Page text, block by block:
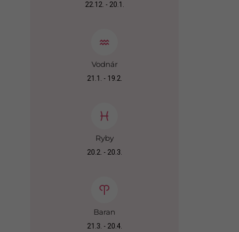
22.12. - 20.1.
Vodnár
21.1. - 19.2.
Ryby
20.2. - 20.3.
Baran
21.3. - 20.4.